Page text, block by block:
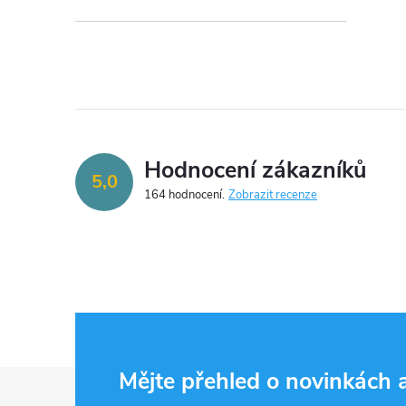
5,0 Hodnocení zákazníků
164 hodnocení Zobrazit recenze
Mějte přehled o novinkách